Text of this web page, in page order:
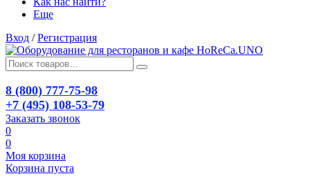
Еще
Вход / Регистрация
8 (800) 777-75-98
+7 (495) 108-53-79
Заказать звонок
0
0
Моя корзина
Корзина пуста